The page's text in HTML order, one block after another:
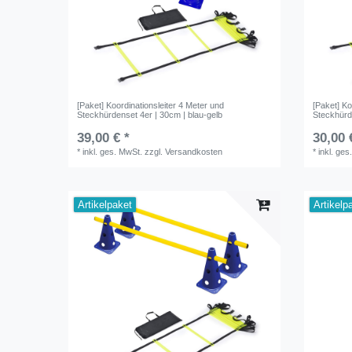
[Paket] Koordinationsleiter 4 Meter und
Steckhürdenset 4er | 30cm | blau-gelb
39,00 € *
*inkl. ges. MwSt. zzgl.Versandkosten
[Paket]
30,00
*inkl.
Artikelpaket